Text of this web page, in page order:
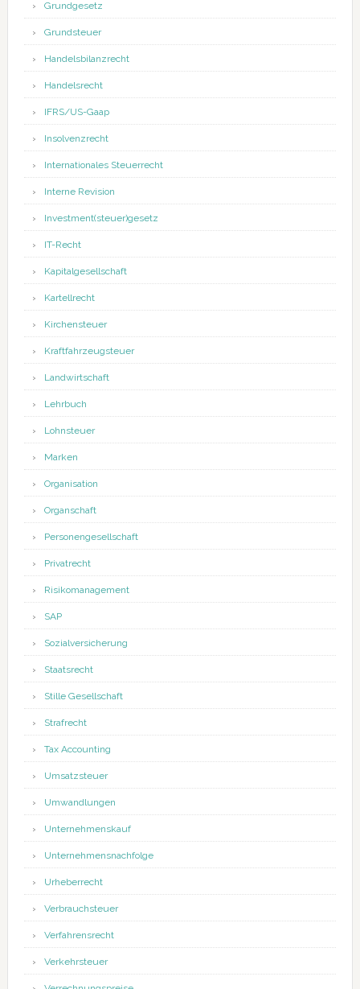
Grundgesetz
Grundsteuer
Handelsbilanzrecht
Handelsrecht
IFRS/US-Gaap
Insolvenzrecht
Internationales Steuerrecht
Interne Revision
Investment(steuer)gesetz
IT-Recht
Kapitalgesellschaft
Kartellrecht
Kirchensteuer
Kraftfahrzeugsteuer
Landwirtschaft
Lehrbuch
Lohnsteuer
Marken
Organisation
Organschaft
Personengesellschaft
Privatrecht
Risikomanagement
SAP
Sozialversicherung
Staatsrecht
Stille Gesellschaft
Strafrecht
Tax Accounting
Umsatzsteuer
Umwandlungen
Unternehmenskauf
Unternehmensnachfolge
Urheberrecht
Verbrauchsteuer
Verfahrensrecht
Verkehrsteuer